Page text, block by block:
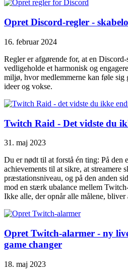
Opret Discord-regler -
16. februar 2024
Regler er afgørende for, at en
vedligeholde et harmonisk og
miljø, hvor medlemmerne kan føle
ideer og vokse.
Twitch Raid - Det vidste du
31. maj 2023
Du er nødt til at forstå én ting: På den
achievements til at sikre, at streamere
præstationsniveau, og på den anden
mod en stærk ubalance mellem
Ikke alle, der opnår alle målene,
Opret Twitch-alarmer - ny
game changer
18. maj 2023